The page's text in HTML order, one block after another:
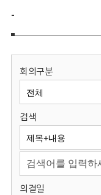
보
원
회
-
회의구분
검색
의결일